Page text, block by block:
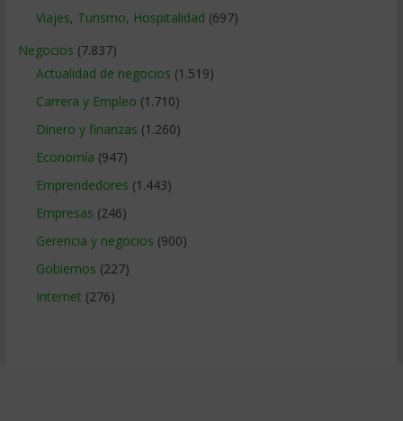
Viajes, Turismo, Hospitalidad (697)
Negocios (7.837)
Actualidad de negocios (1.519)
Carrera y Empleo (1.710)
Dinero y finanzas (1.260)
Economía (947)
Emprendedores (1.443)
Empresas (246)
Gerencia y negocios (900)
Gobiernos (227)
Internet (276)